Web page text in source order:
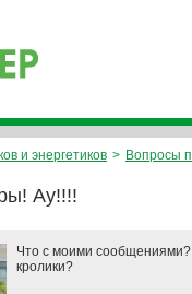
и энергетиков > Вопросы
Ау!!!!
Что с моими сообщениями?
кролики?